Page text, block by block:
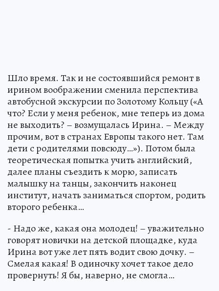
Шло время. Так и не состоявшийся ремонт в
ирином воображении сменила перспектива
автобусной экскурсии по Золотому Кольцу («А
что? Если у меня ребенок, мне теперь из дома
не выходить? – возмущалась Ирина. – Между
прочим, вот в странах Европы такого нет. Там
дети с родителями повсюду…»). Потом была
теоретическая попытка учить английский,
далее планы съездить к морю, записать
малышку на танцы, закончить наконец
институт, начать заниматься спортом, родить
второго ребенка…
- Надо же, какая она молодец! – уважительно
говорят новички на детской площадке, куда
Ирина вот уже лет пять водит свою дочку. –
Смелая какая! В одиночку хочет такое дело
провернуть! Я бы, наверно, не смогла…